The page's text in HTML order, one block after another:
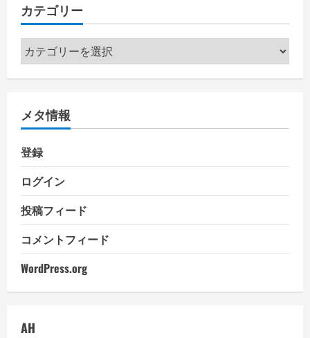
カテゴリー
カ
テ
ー
メタ情報
登録
ログイン
投稿フィード
コメントフィード
WordPress.org
AH